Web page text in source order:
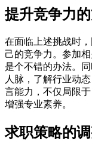
提升竞争力
在面临上述挑战时
己的竞争力。参加
是个不错的办法。
人脉，了解行业动
言能力，不仅局限
增强专业素养。
求职策略的